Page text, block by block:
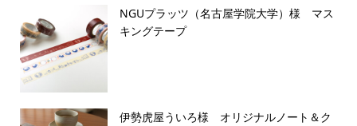
NGUプラッツ（名古屋学院大学）様 マス
キングテープ
伊勢虎屋ういろ様 オリジナルノート＆ク